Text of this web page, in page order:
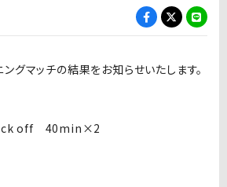
グマッチの結果をお知らせいたします。
off 40min×2